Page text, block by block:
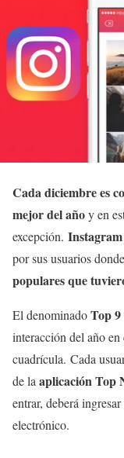
Cada diciembre es
mejor del añoy en
excepción. Instagram
por sus usuarios
populares que
El denominadoTop
interacción del año en
cuadrícula. Cada
de la aplicación Top
entrar, deberá
electrónico.